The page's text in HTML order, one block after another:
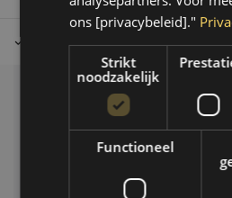
Tot 30 dagen retour sturen.
Klantenservice
Veelgestelde vragen
06-39119169
info@autoklusser.nl
ons [privacybeleid]."
Strikt
noodzakelijk
Functioneel